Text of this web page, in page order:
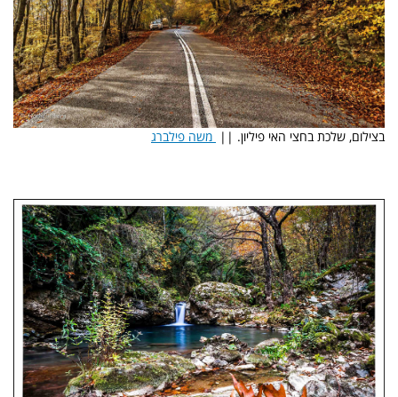
בצילום, שלכת בחצי האי פיליון. || משה פילברג